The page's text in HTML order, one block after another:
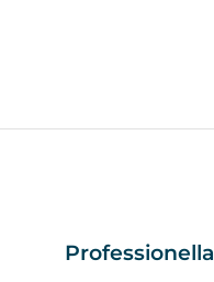
Professionella